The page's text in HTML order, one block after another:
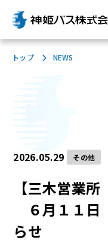
トップ NEWS
2026.05.29 その他
【三木営業
６月１１日
らせ